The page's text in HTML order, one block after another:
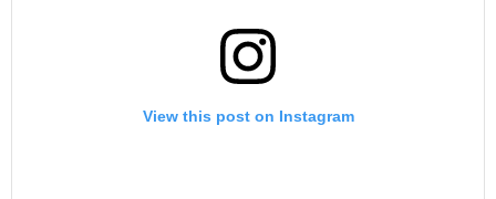
View this post on Instagram